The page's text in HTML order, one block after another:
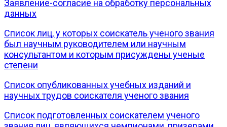
Заявление-согласие на обработку персональных
данных
Список лиц, у которых соискатель ученого звания
был научным руководителем или научным
консультантом и которым присуждены ученые
степени
Список опубликованных учебных изданий и
научных трудов соискателя ученого звания
Список подготовленных соискателем ученого